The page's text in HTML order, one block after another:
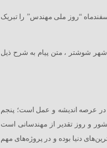
“روز ملی مهندس” را تبریک
شوشتر ، متن پیام به شرح ذیل
در عرصه اندیشه و عمل است؛ پنجم
و روز تقدیر از مهندسانی است
دنیا بوده و در پروژه‌های مهم